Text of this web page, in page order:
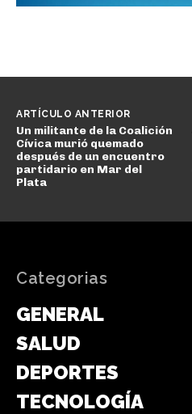
ARTÍCULO ANTERIOR
Un militante de la Coalición
Cívica murió quemado
después de un encuentro
partidario en Mar del
Plata
Categorias
GENERAL
SALUD
DEPORTES
TECNOLOGÍA